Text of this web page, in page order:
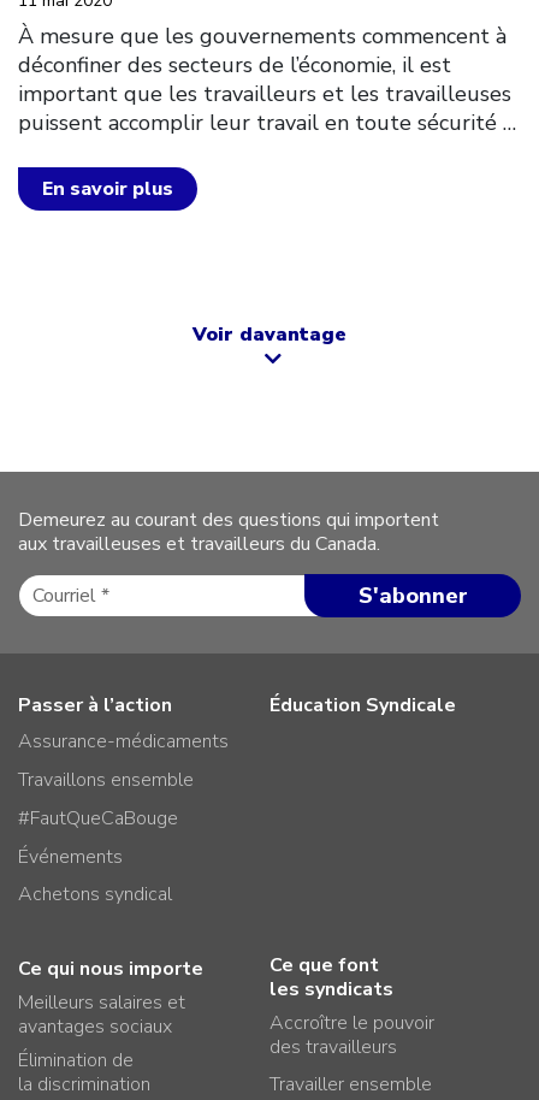
À mesure que les gouvernements commencent à
déconfiner des secteurs de l’économie, il est
important que les travailleurs et les travailleuses
puissent accomplir leur travail en toute sécurité …
En savoir plus
Voir davantage
Demeurez au courant des questions qui importent
aux travailleuses et travailleurs du Canada.
Passer à l’action
Assurance-médicaments
Travaillons ensemble
#FautQueCaBouge
Événements
Achetons syndical
Éducation Syndicale
Ce qui nous importe
Meilleurs salaires et
avantages sociaux
Élimination de
la discrimination
Ce que font
les syndicats
Accroître le pouvoir
des travailleurs
Travailler ensemble